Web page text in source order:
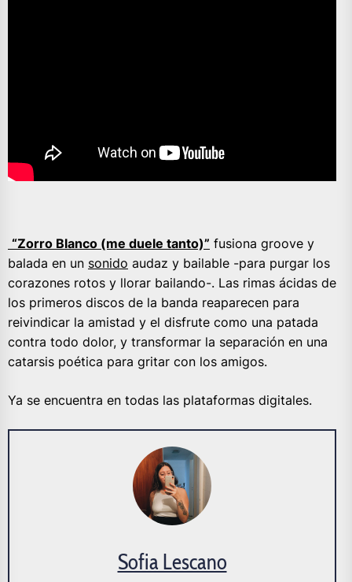
“Zorro Blanco (me duele tanto)” fusiona groove y
balada en un sonido audaz y bailable -para purgar los
corazones rotos y llorar bailando-. Las rimas ácidas de
los primeros discos de la banda reaparecen para
reivindicar la amistad y el disfrute como una patada
contra todo dolor, y transformar la separación en una
catarsis poética para gritar con los amigos.
Ya se encuentra en todas las plataformas digitales.
Sofia Lescano